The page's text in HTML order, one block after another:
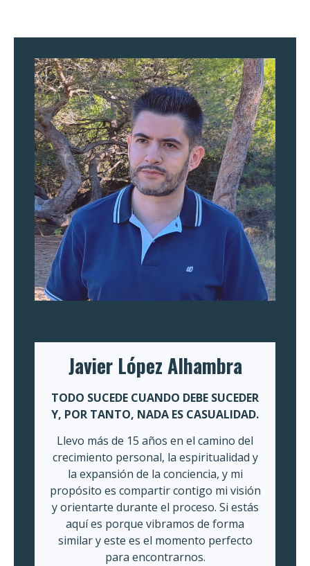
Javier López Alhambra
TODO SUCEDE CUANDO DEBE SUCEDER
Y, POR TANTO, NADA ES CASUALIDAD.
Llevo más de 15 años en el camino del
crecimiento personal, la espiritualidad y
la expansión de la conciencia, y mi
propósito es compartir contigo mi visión
y orientarte durante el proceso. Si estás
aquí es porque vibramos de forma
similar y este es el momento perfecto
para encontrarnos.